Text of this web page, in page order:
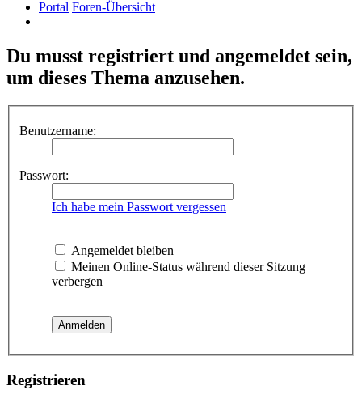
Portal Foren-Übersicht
Du musst registriert und angemeldet sein,
um dieses Thema anzusehen.
Benutzername:
Passwort:
Ich habe mein Passwort vergessen
Angemeldet bleiben
Meinen Online-Status während dieser Sitzung
verbergen
Registrieren